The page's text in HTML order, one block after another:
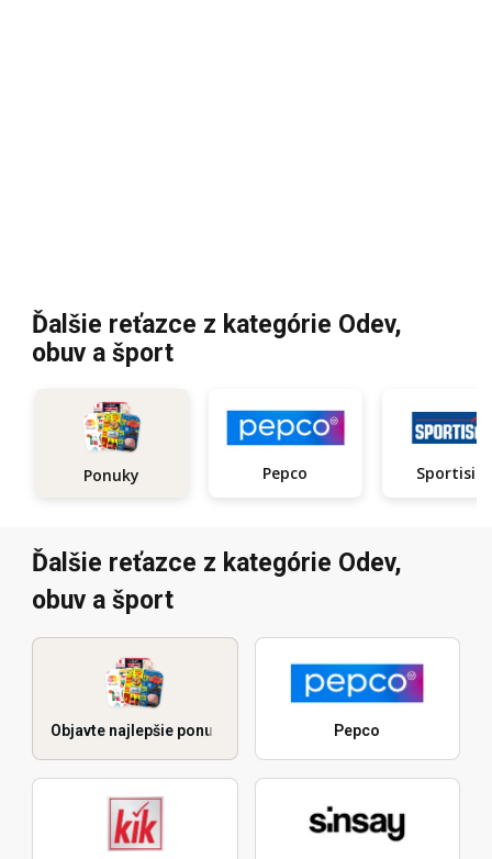
Ďalšie reťazce z kategórie Odev,
obuv a šport
Ponuky Pepco
Ďalšie reťazce z kategórie Odev,
obuv a šport
Objavte najlepšie ponuky Pepco